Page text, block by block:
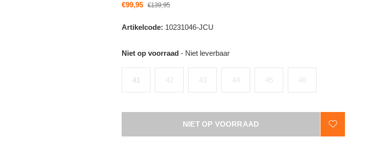
€99,95 €139,95
Artikelcode: 10231046-JCU
Niet op voorraad - Niet leverbaar
41 42 43 44 45 46
NIET OP VOORRAAD